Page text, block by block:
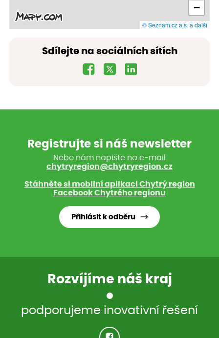
−
© Seznam.cz a.s. a další
Sdílejte na sociálních sítích
Registrujte si náš newsletter
Nebo nám napište na e-mail
chytryregion@chytryregion.cz
Stáhněte si mobilní aplikaci Chytrý region
Facebook Chytrého regionu
Přihlásit k odběru
Rozvíjíme náš kraj
podporujeme inovativní řešení